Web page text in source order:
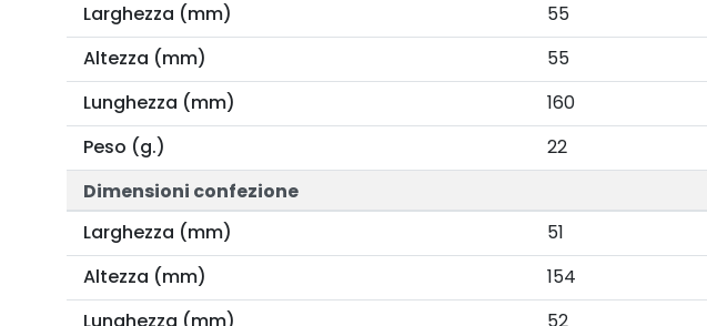
Larghezza (mm)
55
Altezza (mm)
55
Lunghezza (mm)
160
Peso (g.)
22
Dimensioni confezione
Larghezza (mm)
51
Altezza (mm)
154